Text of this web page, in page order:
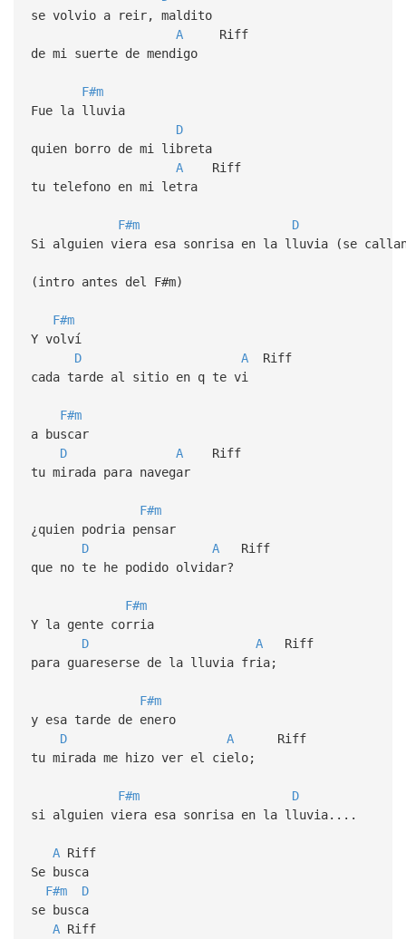
se volvio a reir, maldito
ARiff
de mi suerte de mendigo
F#m
Fue la lluvia
D
quien borro de mi libreta
ARiff
tu telefono en mi letra
F#m
D
Si alguien viera esa sonrisa en la lluvia (se
(intro antes del F#m)
F#m
Y volví
D
ARiff
cada tarde al sitio en q te vi
F#m
a buscar
D
ARiff
tu mirada para navegar
F#m
¿quien podria pensar
D
ARiff
que no te he podido olvidar?
F#m
Y la gente corria
D
ARiff
para guareserse de la lluvia fria;
F#m
y esa tarde de enero
D
ARiff
tu mirada me hizo ver el cielo;
F#m
D
si alguien viera esa sonrisa en la lluvia....
ARiff
Se busca
F#m
D
se busca
ARiff